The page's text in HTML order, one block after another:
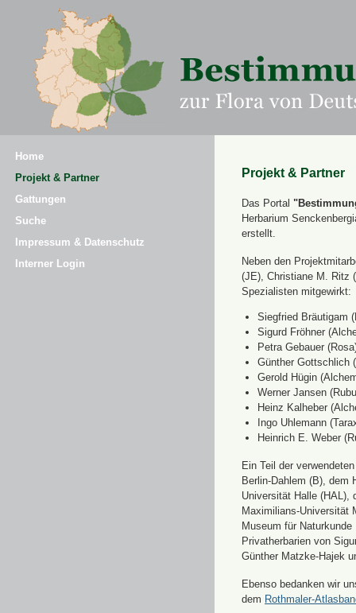
Home
Projekt & Partner
Gattungen
Suche
Impressum & Datenschutz
Interner Login
Projekt & Partner
Das Portal
Herbarium
erstellt.
Neben den
(JE), Christiane M. Ritz
Spezialisten mitgewirkt:
Siegfried Bräutigam
Sigurd Fröhner
Petra Gebauer
Günther Gottschlich
Gerold Hügin
Werner Jansen
Heinz Kalheber
Ingo Uhlemann
Heinrich E. Weber
Ein Teil der
Berlin-Dahlem (B), dem
Universität Halle (HAL),
Maximilians-Universität
Museum für
Privatherbarien von
Günther Matzke-Hajek
Ebenso bedanken wir
dem Rothmaler-